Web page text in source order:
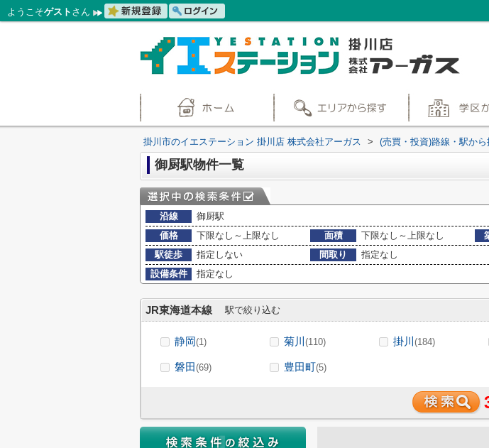
ようこそゲスト さん
掛川市のイエステーション 掛川店 株式会社アーガス > (売買・投資)路線・駅から
御厨駅物件一覧
沿線
御厨駅
価格
下限なし～上限なし 面積 下限なし～上限なし
駅徒歩
指定しない 間取り
指定なし
設備条件
指定なし
JR東海道本線 駅で絞り込む
静岡(1) 菊川 (110) 掛川 (184)
磐田(69) 豊田町(5)